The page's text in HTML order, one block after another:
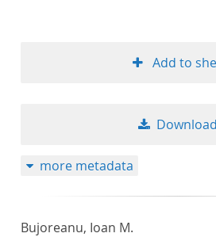
Add to
Download
more metadata
Bujoreanu, Ioan M.